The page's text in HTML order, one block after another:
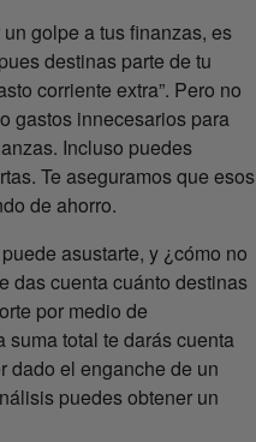
golpe a tus finanzas, es
destinas parte de tu
corriente extra”. Pero no
gastos innecesarios para
Incluso puedes
Te aseguramos que esos
de ahorro.
asustarte, y ¿cómo no
das cuenta cuánto destinas
por medio de
total te darás cuenta
dado el enganche de un
puedes obtener un